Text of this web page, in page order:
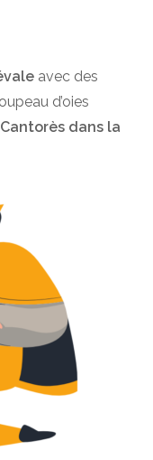
avec des
d’oies
dans la